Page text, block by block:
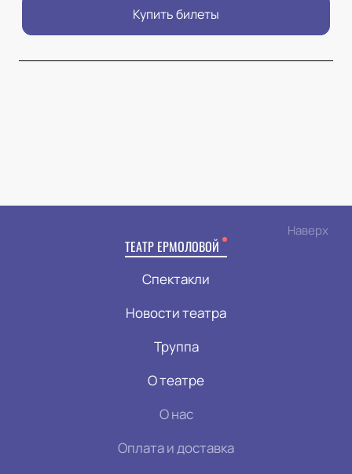
Купить билеты
Наверх
ТЕАТР ЕРМОЛОВОЙ
Спектакли
Новости театра
Труппа
О театре
О нас
Оплата и доставка